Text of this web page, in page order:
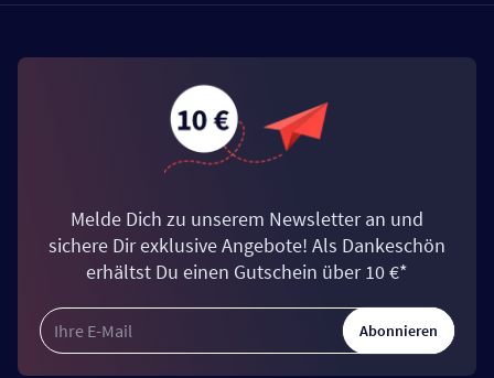
Melde Dich zu unserem Newsletter an und
sichere Dir exklusive Angebote! Als Dankeschön
erhältst Du einen Gutschein über 10 €*
Abonnieren